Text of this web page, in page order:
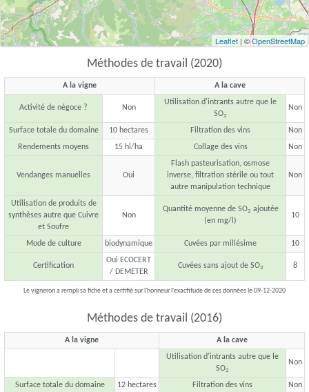
Leaflet | ©OpenStreetMap
Méthodes de travail (2020)
A la vigne A la cave
Activité de négoce ? Non
Utilisation d'intrants autre que le
SO2
Non
Surface totale du domaine 10 hectares Filtration des vins
Non
Rendements moyens
15 hl/ha Collage des vins Non
Vendanges manuelles Oui
Flash pasteurisation, osmose
inverse, filtration stérile ou tout
autre manipulation technique
Non
Utilisation de produits de
synthèses autre que Cuivre
et Soufre
Non
Quantité moyenne de SO2 ajoutée
(en mg/l)
10
Mode de culture biodynamique Cuvées par millésime 10
Certification
Oui ECOCERT
/ DEMETER
Cuvées sans ajout de SO2 8
Le vigneron a rempli sa fiche et a certifié sur l'honneur l'exactitude de ces données le 09-12-2020
Méthodes de travail (2016)
A la vigne
A la cave
Utilisation d'intrants autre que le
SO2
Non
Surface totale du domaine 12 hectares Filtration des vins
Non